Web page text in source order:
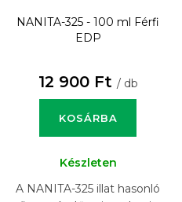
NANITA-325 - 100 ml
Férfi
EDP
12 900 Ft / db
KOSÁRBA
Készleten
A NANITA-325 illat hasonló